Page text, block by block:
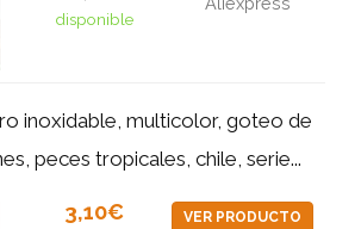
disponible
inoxidable, multicolor, goteo de
peces tropicales, chile, serie...
3,10€ VER PRODUCTO